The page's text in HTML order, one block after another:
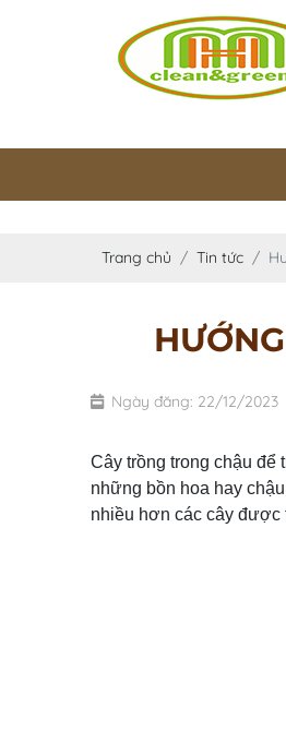
Trang chủ Tin tức
Ngày đăng: 22/12/2023
Cây trồng trong chậu
những bồn hoa hay
nhiều hơn các cây được